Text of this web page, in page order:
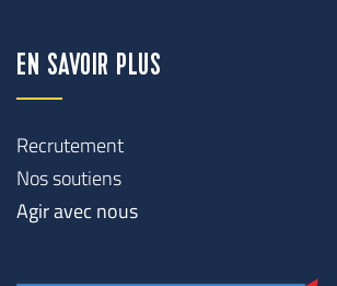
EN SAVOIR PLUS
Recrutement
Nos soutiens
Agir avec nous